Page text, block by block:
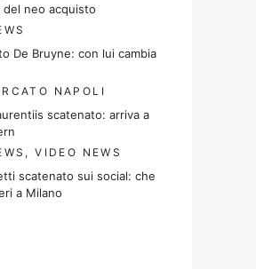
del neo acquisto
De Bruyne: con lui cambia
NAPOLI
scatenato: arriva a
,VIDEO NEWS
scatenato sui social: che
a Milano